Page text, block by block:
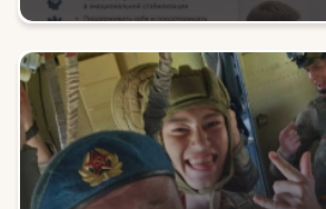
трудоустройства и
вернувшихся с фронта